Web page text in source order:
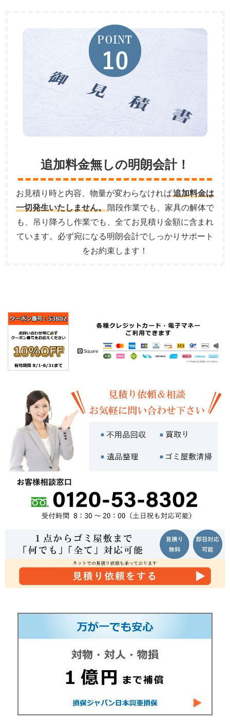
追加料金無しの明朗会計！
お見積り時と内容、物量が変わらなければ追加料金は
一切発生いたしません。 階段作業でも、家具の解体で
も、吊り降ろし作業でも、全てお見積り金額に含まれ
ています。必ず宛になる明朗会計でしっかりサポート
をお約束します！